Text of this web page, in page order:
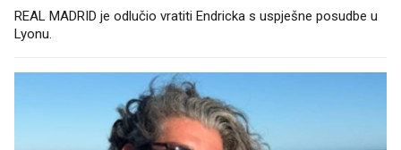
REAL MADRID je odlučio vratiti Endricka s uspješne posudbe u
Lyonu.